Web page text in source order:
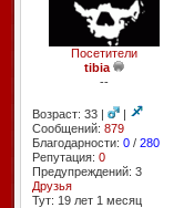
Посетители
tibia
--
Возраст: 33 |
|
Сообщений: 879
Благодарности: 0/ 280
Репутация: 0
Предупреждений: 3
Друзья
Тут: 19 лет 1 месяц